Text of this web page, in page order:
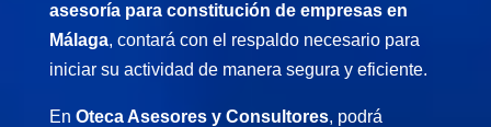
asesoría para constitución de empresas en
Málaga, contará con el respaldo necesario para
iniciar su actividad de manera segura y eficiente.
En Oteca Asesores y Consultores, podrá